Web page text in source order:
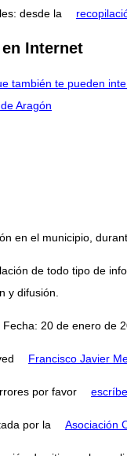
desde la
Internet
también te pueden
Aragón
en el municipio,
de todo tipo de
y difusión.
20 de enero de
Francisco Javier
por favor
por la Asociación